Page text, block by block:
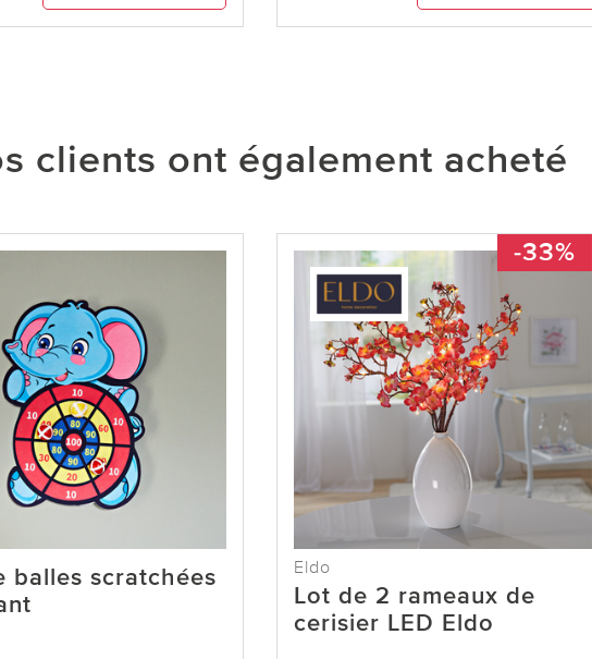
clients ont également acheté
balles scratchées
-33%
Eldo
Lot de 2 rameaux de
cerisier LED Eldo